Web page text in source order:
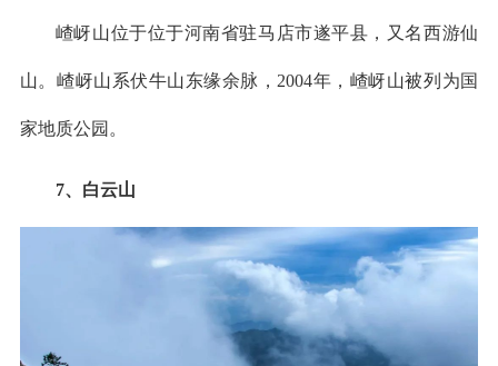
嵖岈山位于位于河南省驻马店市遂平县，又名西游仙
山。嵖岈山系伏牛山东缘余脉，2004年，嵖岈山被列为国
家地质公园。
7、白云山